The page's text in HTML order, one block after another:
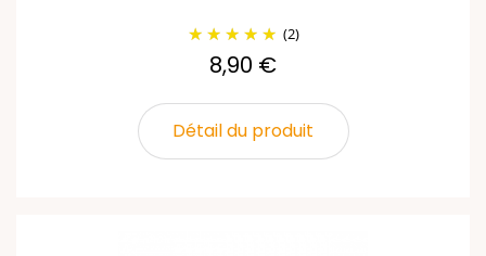
(2)
8,90 €
Détail du produit